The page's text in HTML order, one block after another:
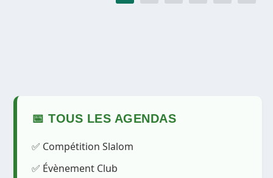
📅 TOUS LES AGENDAS
✅ Compétition Slalom
✅ Évènement Club